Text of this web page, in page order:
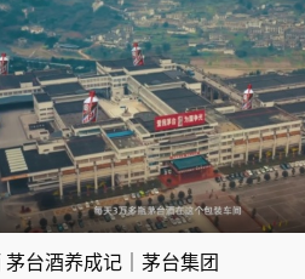
台酒养成记｜茅台集团